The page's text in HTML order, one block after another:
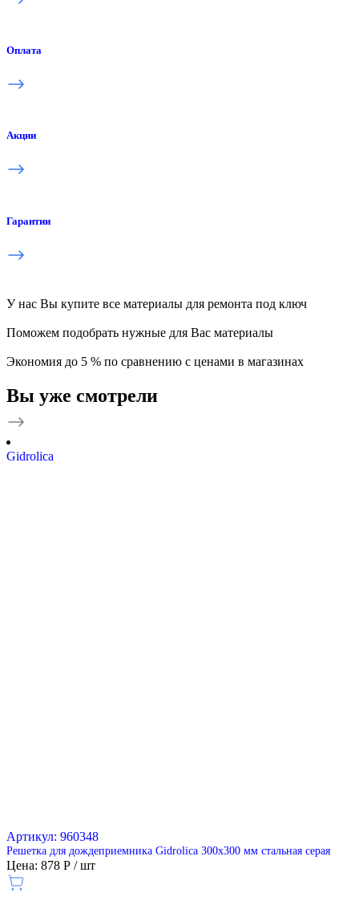
Оплата
Акции
Гарантии
У нас Вы купите все материалы для ремонта под ключ
Поможем подобрать нужные для Вас материалы
Экономия до 5 % по сравнению с ценами в магазинах
Вы уже смотрели
Gidrolica
Артикул: 960348
Решетка для дождеприемника Gidrolica 300х300 мм стальная серая
Цена: 878 Р / шт